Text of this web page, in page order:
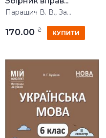
Паращич В. В., За...
170.00 ₴ КУПИТИ